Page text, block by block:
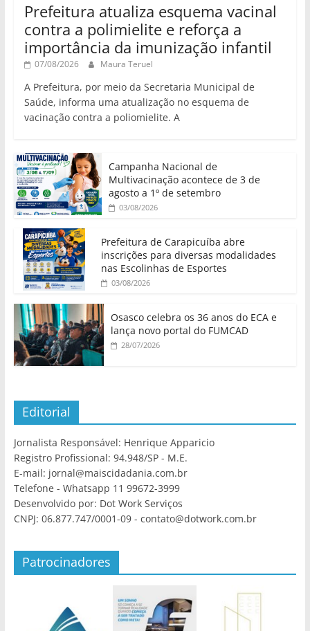
Prefeitura atualiza esquema vacinal
contra a polimielite e reforça a
importância da imunização infantil
07/08/2026 Maura Teruel
A Prefeitura, por meio da Secretaria Municipal de
Saúde, informa uma atualização no esquema de
vacinação contra a poliomielite. A
Campanha Nacional de
Multivacinação acontece de 3 de
agosto a 1º de setembro
03/08/2026
Prefeitura de Carapicuíba abre
inscrições para diversas modalidades
nas Escolinhas de Esportes
03/08/2026
Osasco celebra os 36 anos do ECA e
lança novo portal do FUMCAD
28/07/2026
Editorial
Jornalista Responsável: Henrique Apparicio
Registro Profissional: 94.948/SP - M.E.
E-mail: jornal@maiscidadania.com.br
Telefone - Whatsapp 11 99672-3999
Desenvolvido por: Dot Work Serviços
CNPJ: 06.877.747/0001-09 - contato@dotwork.com.br
Patrocinadores